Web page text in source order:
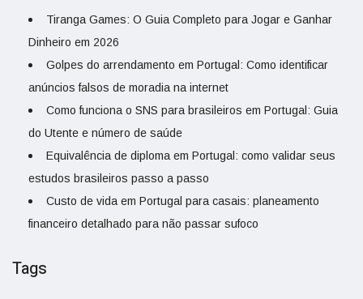
Tiranga Games: O Guia Completo para Jogar e Ganhar
Dinheiro em 2026
Golpes do arrendamento em Portugal: Como identificar
anúncios falsos de moradia na internet
Como funciona o SNS para brasileiros em Portugal: Guia
do Utente e número de saúde
Equivalência de diploma em Portugal: como validar seus
estudos brasileiros passo a passo
Custo de vida em Portugal para casais: planeamento
financeiro detalhado para não passar sufoco
Tags